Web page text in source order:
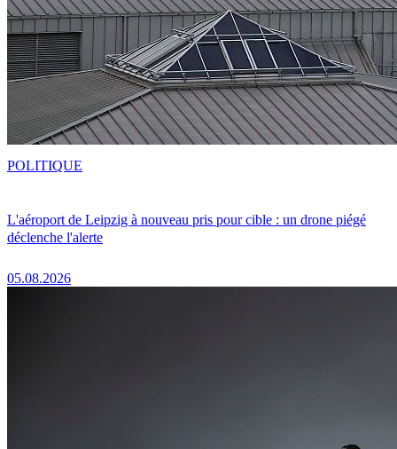
L'aéroport de Leipzig à nouveau pris pour cible : un drone piégé
déclenche l'alerte
05.08.2026
POLITIQUE